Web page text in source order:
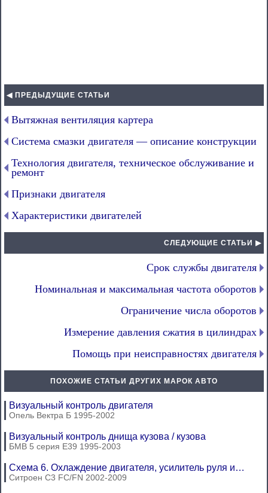
◀ ПРЕДЫДУЩИЕ СТАТЬИ
Вытяжная вентиляция картера
Система смазки двигателя — описание конструкции
Технология двигателя, техническое обслуживание и
ремонт
Признаки двигателя
Характеристики двигателей
СЛЕДУЮЩИЕ СТАТЬИ ▶
Срок службы двигателя
Номинальная и максимальная частота оборотов
Ограничение числа оборотов
Измерение давления сжатия в цилиндрах
Помощь при неисправностях двигателя
ПОХОЖИЕ СТАТЬИ ДРУГИХ МАРОК АВТО
Визуальный контроль двигателя
Опель Вектра Б 1995-2002
Визуальный контроль днища кузова / кузова
БМВ 5 серия Е39 1995-2003
Схема 6. Охлаждение двигателя, усилитель руля и…
Ситроен С3 FC/FN 2002-2009